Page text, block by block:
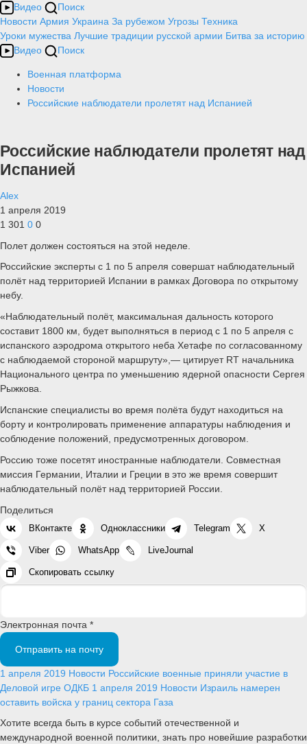
Видео
Поиск
Новости Армия Украина За рубежом Угрозы Техника
Уроки мужества Лучшие традиции русской армии Битва за историю
Видео
Поиск
Военная платформа
Новости
Российские наблюдатели пролетят над Испанией
Российские наблюдатели пролетят над
Испанией
Alex
1 апреля 2019
1 301 0 0
Полет должен состояться на этой неделе.
Российские эксперты с 1 по 5 апреля совершат наблюдательный
полёт над территорией Испании в рамках Договора по открытому
небу.
«Наблюдательный полёт, максимальная дальность которого
составит 1800 км, будет выполняться в период с 1 по 5 апреля с
испанского аэродрома открытого неба Хетафе по согласованному
с наблюдаемой стороной маршруту»,— цитирует RТ начальника
Национального центра по уменьшению ядерной опасности Сергея
Рыжкова.
Испанские специалисты во время полёта будут находиться на
борту и контролировать применение аппаратуры наблюдения и
соблюдение положений, предусмотренных договором.
Россию тоже посетят иностранные наблюдатели. Совместная
миссия Германии, Италии и Греции в это же время совершит
наблюдательный полёт над территорией России.
Поделиться
ВКонтакте Одноклассники Telegram X
Viber WhatsApp LiveJournal
Скопировать ссылку
Электронная почта *
Отправить на почту
1 апреля 2019 Новости Российские военные приняли участие в
Деловой игре ОДКБ 1 апреля 2019 Новости Израиль намерен
оставить войска у границ сектора Газа
Хотите всегда быть в курсе событий отечественной и
международной военной политики, знать про новейшие разработки